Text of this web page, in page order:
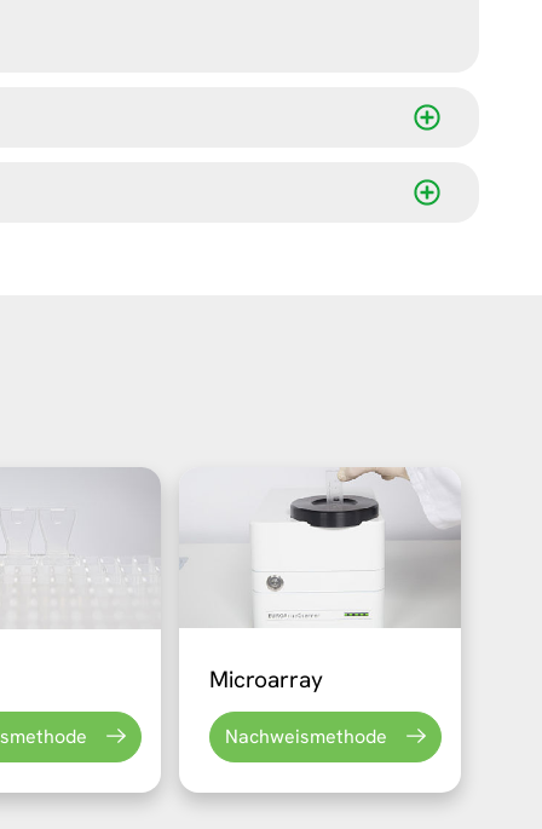
Microarray
Nachweismethode